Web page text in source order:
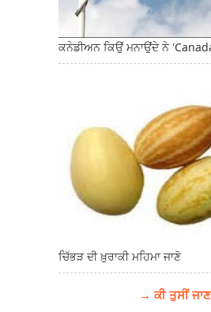
ਕਨੇਡੀਅਨ ਕਿਉਂ ਮਨਾਉਂਦੇ ਨੇ
ਚਿੱਭੜ ਦੀ ਖ਼ੁਰਾਕੀ ਮਹਿਮਾ ਜਾਣੋ
→ ਕੀ ਤੁਸੀਂ